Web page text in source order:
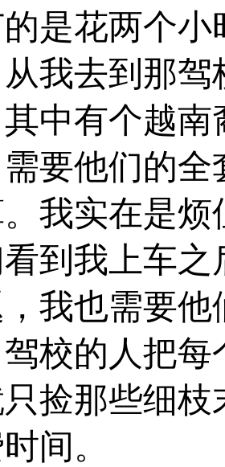
是花两个小
从我去到那
中有个越
要他们的全
我实在是
到我上车
我也需要
校的人把
捡那些细
间。